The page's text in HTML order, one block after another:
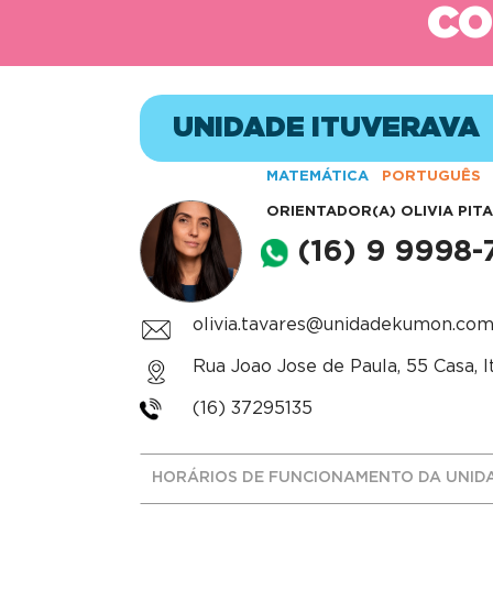
UNIDADE ITUVERAVA
MATEMÁTICA PORTUGUÊS
ORIENTADOR(A) OLIVIA
(16) 9 9998-
Rua Joao Jose de Paula, 55 Casa,
(16) 37295135
HORÁRIOS DE FUNCIONAMENTO DA